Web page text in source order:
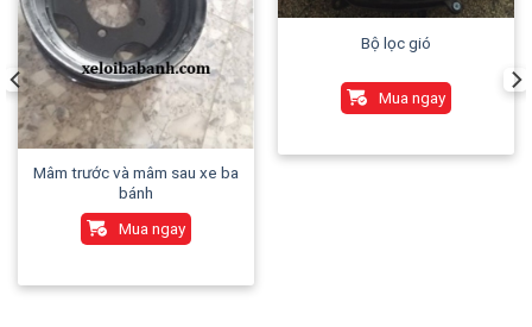
Mâm trước và mâm sau xe ba
bánh
Mua ngay
Bộ lọc gió
Mua ngay